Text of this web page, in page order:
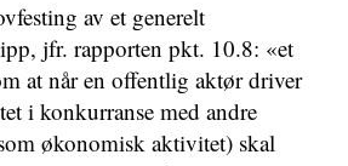
av et generelt
jfr. rapporten pkt. 10.8: «et
at når en offentlig aktør driver
i konkurranse med andre
økonomisk aktivitet) skal